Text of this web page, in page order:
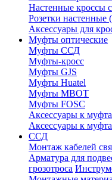
Настенные кроссы
Розетки настенные
Аксессуары для
Муфты оптические
Муфты ССД
Муфты-кросс
Муфты GJS
Муфты Huatel
Муфты МВОТ
Муфты FOSC
Аксессуары к
Аксессуары к
ССД
Монтаж кабелей
Арматура для
грозотроса